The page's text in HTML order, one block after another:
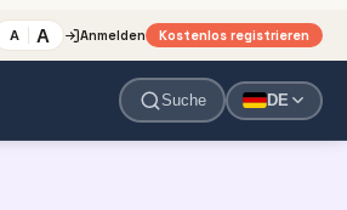
A A Anmelden Kostenlos registrieren
Suche DE